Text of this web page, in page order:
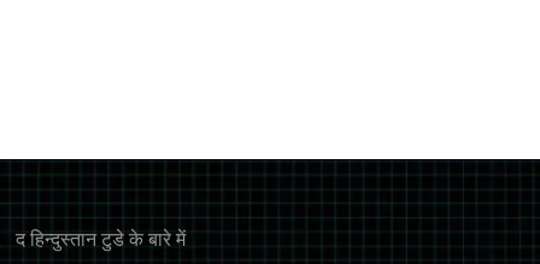
द हिन्‍दुस्‍तान टुडे के बारे में